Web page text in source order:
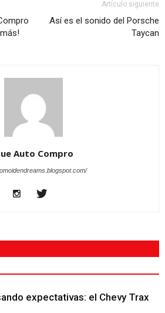
Artículo siguiente
Así es el sonido del Porsche
Taycan
Auto Compro
expectativas: el Chevy Trax